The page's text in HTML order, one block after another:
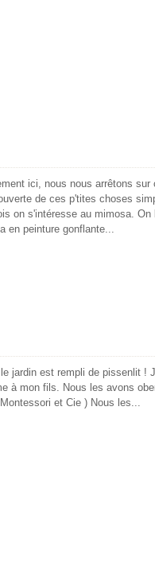
ici, nous nous arrêtons
de ces p'tites choses
on s'intéresse au mimosa.
en peinture gonflante...
jardin est rempli de pissenlit !
à mon fils. Nous les avons
et Cie ) Nous les...